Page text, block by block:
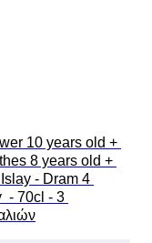
10 years old +
8 years old +
- Dram 4
- 70cl - 3